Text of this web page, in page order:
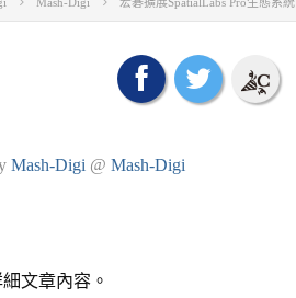
Mash-Digi @ Mash-Digi
文章內容。